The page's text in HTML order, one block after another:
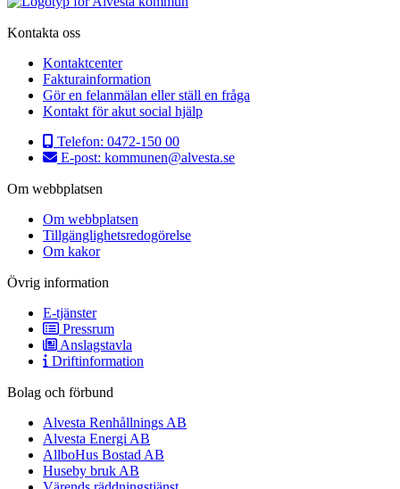
Kontakta oss
Kontaktcenter
Fakturainformation
Gör en felanmälan eller ställ en fråga
Kontakt för akut social hjälp
Telefon: 0472-150 00
E-post: kommunen@alvesta.se
Om webbplatsen
Om webbplatsen
Tillgänglighetsredogörelse
Om kakor
Övrig information
E-tjänster
Pressrum
Anslagstavla
Driftinformation
Bolag och förbund
Alvesta Renhållnings AB
Alvesta Energi AB
AllboHus Bostad AB
Huseby bruk AB